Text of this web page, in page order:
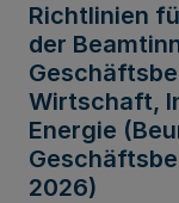
Richtlinien
der
Wirtschaft,
Energie
2026)